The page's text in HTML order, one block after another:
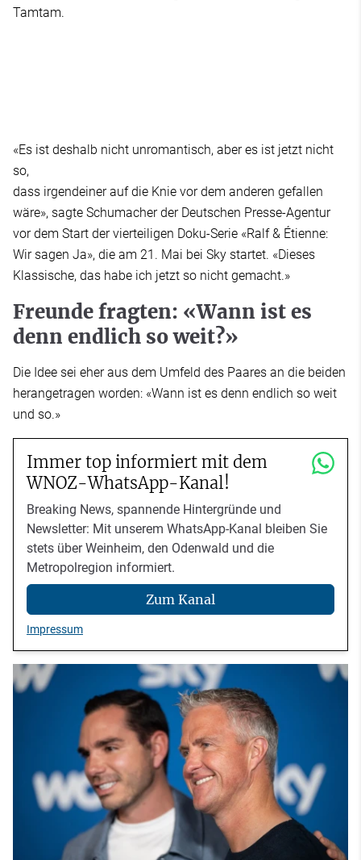
Tamtam.
«Es ist deshalb nicht unromantisch, aber es ist jetzt nicht
so,
dass irgendeiner auf die Knie vor dem anderen gefallen
wäre», sagte Schumacher der Deutschen Presse-Agentur
vor dem Start der vierteiligen Doku-Serie «Ralf & Étienne:
Wir sagen Ja», die am 21. Mai bei Sky startet. «Dieses
Klassische, das habe ich jetzt so nicht gemacht.»
Freunde fragten: «Wann ist es
denn endlich so weit?»
Die Idee sei eher aus dem Umfeld des Paares an die beiden
herangetragen worden: «Wann ist es denn endlich so weit
und so.»
Immer top informiert mit dem
WNOZ-WhatsApp-Kanal!
Breaking News, spannende Hintergründe und
Newsletter: Mit unserem WhatsApp-Kanal bleiben Sie
stets über Weinheim, den Odenwald und die
Metropolregion informiert.
Zum Kanal
Impressum